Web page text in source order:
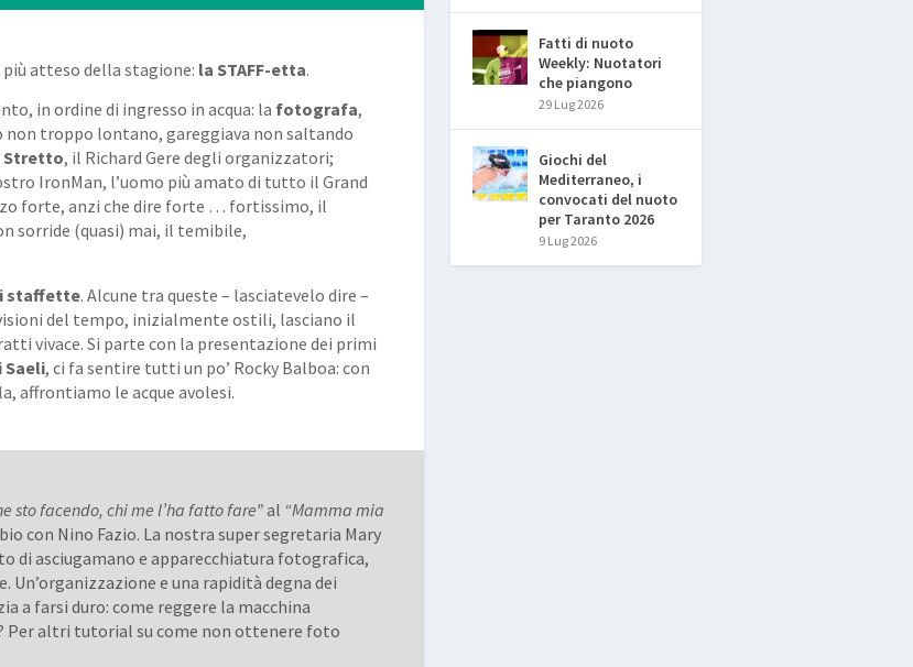
atteso della stagione: la STAFF-etta.
in ordine di ingresso in acqua: la fotografa,
non troppo lontano, gareggiava non saltando
Stretto, il Richard Gere degli organizzatori;
IronMan, l’uomo più amato di tutto il Grand
forte, anzi che dire forte … fortissimo, il
sorride (quasi) mai, il temibile,
staffette. Alcune tra queste – lasciatevelo dire –
del tempo, inizialmente ostili, lasciano il
vivace. Si parte con la presentazione dei primi
Saeli, ci fa sentire tutti un po’ Rocky Balboa: con
affrontiamo le acque avolesi.
sto facendo, chi me l’ha fatto fare”al “Mamma mia
con Nino Fazio. La nostra super segretaria Mary
di asciugamano e apparecchiatura fotografica,
e una rapidità degna dei
a farsi duro: come reggere la macchina
altri tutorial su come non ottenere foto
Fatti di nuoto
Weekly: Nuotatori
che piangono
29 Lug 2026
Giochi del
Mediterraneo, i
convocati del nuoto
per Taranto 2026
9 Lug 2026